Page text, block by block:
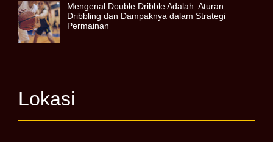
Mengenal Double Dribble Adalah: Aturan
Dribbling dan Dampaknya dalam Strategi
Permainan
Lokasi